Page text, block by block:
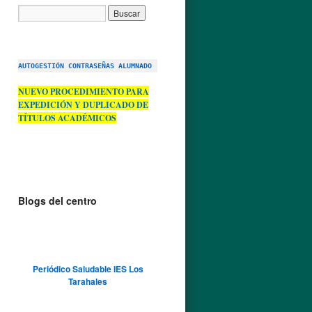
AUTOGESTIÓN CONTRASEÑAS ALUMNADO
NUEVO PROCEDIMIENTO PARA
EXPEDICIÓN Y DUPLICADO DE
TÍTULOS ACADÉMICOS
Blogs del centro
Periódico Saludable IES Los
Tarahales